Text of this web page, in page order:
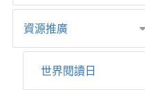
資源推廣
世界閱讀日